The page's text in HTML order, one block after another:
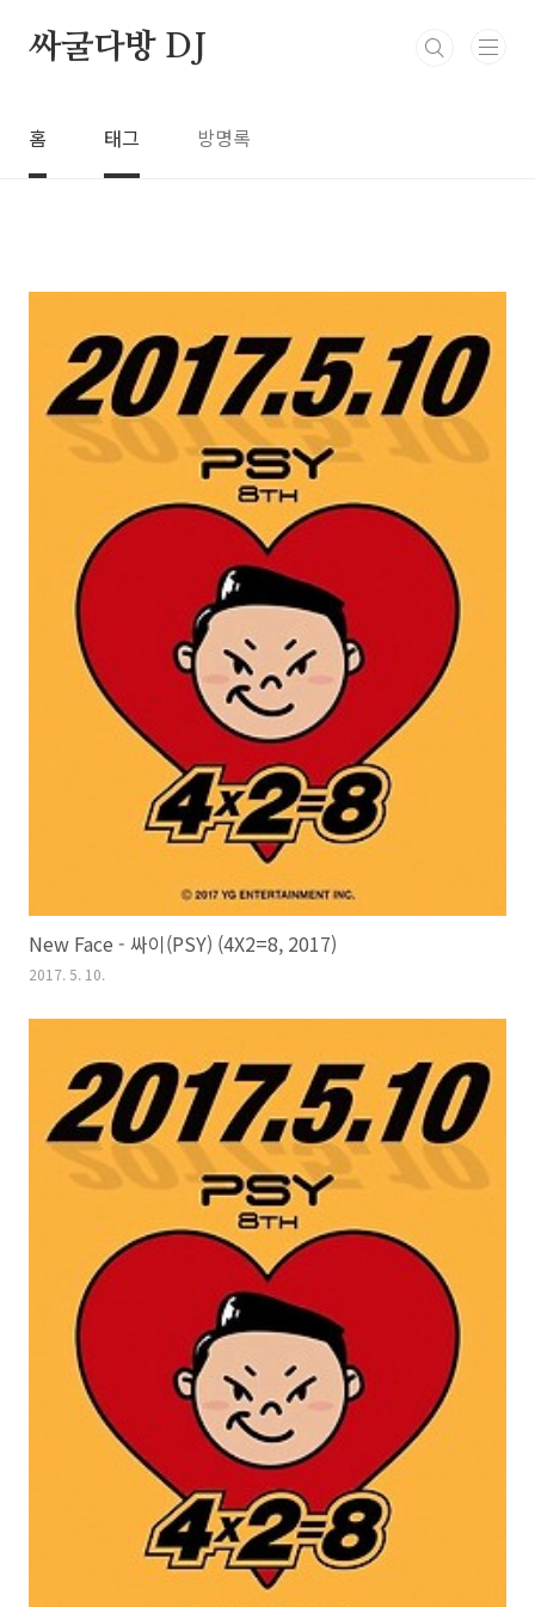
싸굴다방 DJ
홈 태그 방명록
New Face - 싸이(PSY) (4X2=8, 2017)
2017. 5. 10.